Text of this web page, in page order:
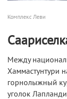
Комплекс Леви
Между
Хаммастунтури
горнолыжный
уголок